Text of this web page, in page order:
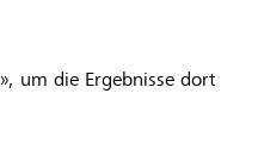
», um die Ergebnisse dort